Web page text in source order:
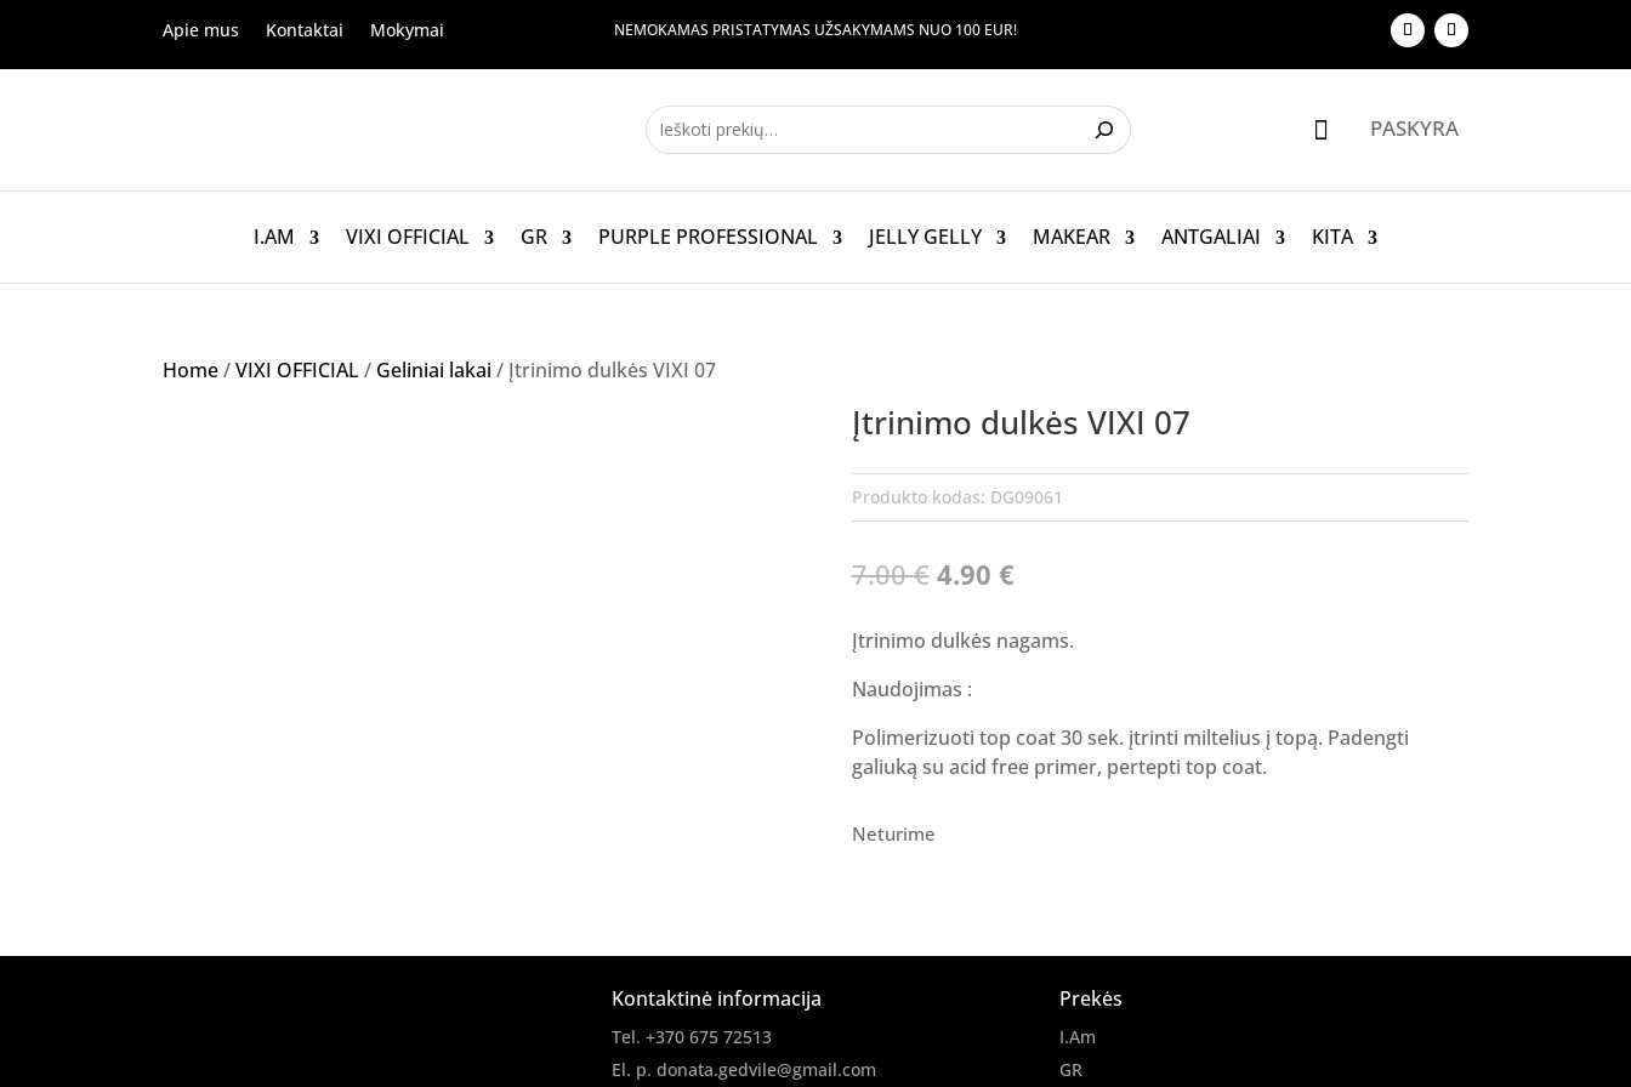
Apie mus Kontaktai Mokymai NEMOKAMAS PRISTATYMAS UŽSAKYMAMS NUO 100 EUR!
 PASKYRA
I.AM VIXI OFFICIAL GR PURPLE PROFESSIONAL JELLY GELLY MAKEAR ANTGALIAI KITA
Home/VIXI OFFICIAL/ Geliniai lakai / Įtrinimo dulkės VIXI 07
Įtrinimo dulkės VIXI 07
Produkto kodas: DG09061
7.00€ Original
was:
4.90 €Current
is:
Įtrinimo dulkės nagams.
Naudojimas :
Polimerizuoti top coat 30 sek. įtrinti miltelius į topą. Padengti
galiuką su acid free primer, pertepti top coat.
Neturime
Kontaktinė informacija
Tel. +370 675 72513
El. p. donata.gedvile@gmail.com
Prekės
I.Am
GR